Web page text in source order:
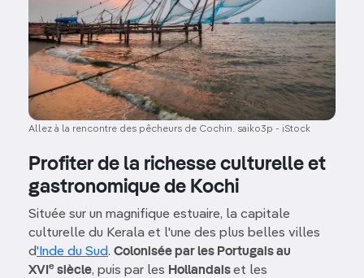
Allez à la rencontre des pêcheurs de Cochin. saiko3p - iStock
Profiter de la richesse culturelle et
gastronomique de Kochi
Située sur un magnifique estuaire, la capitale
culturelle du Kerala et l'une des plus belles villes
d'Inde du Sud. Colonisée par les Portugais au
XVI e siècle, puis par les Hollandaiset les